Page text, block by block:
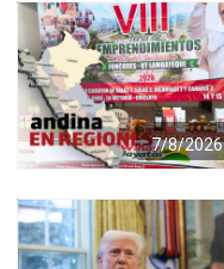
7/8/2026